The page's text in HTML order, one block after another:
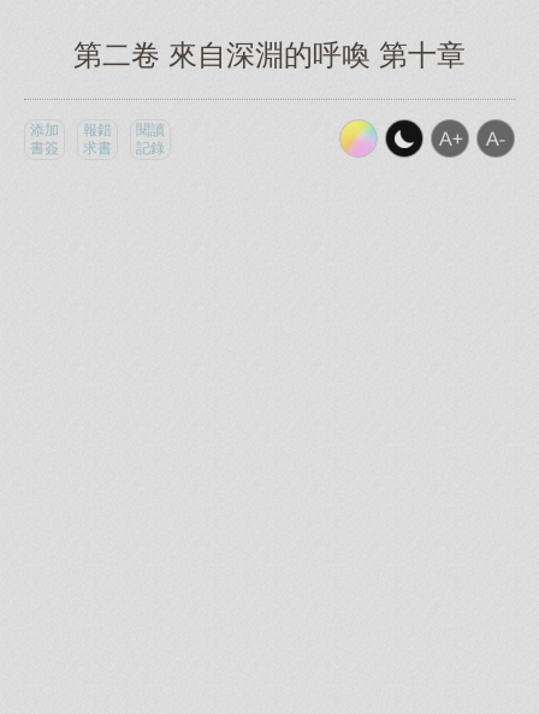
第二卷 來自深淵的呼喚 第十章
添加
書簽
報錯
求書
閱讀
記錄